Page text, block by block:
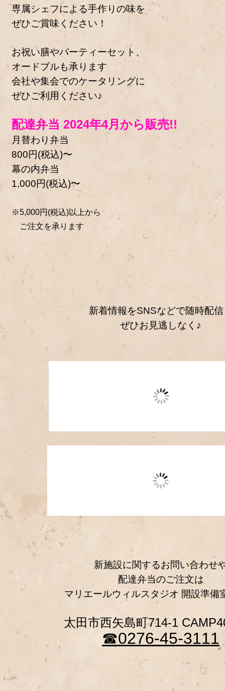
専属シェフによる手作りの味を
ぜひご賞味ください！
お祝い膳やパーティーセット、
オードブルも承ります
会社や集会でのケータリングに
ぜひご利用ください♪
配達弁当 2024年4月から販売!!
月替わり弁当
800円(税込)〜
幕の内弁当
1,000円(税込)〜
※5,000円(税込)以上から
ご注文を承ります
新着情報をSNSなどで随時配
ぜひお見逃しなく♪
新施設に関するお問い合わせ
配達弁当のご注文は
マリエールウィルスタジオ 開設準備
太田市西矢島町714-1
☎︎0276-45-3111